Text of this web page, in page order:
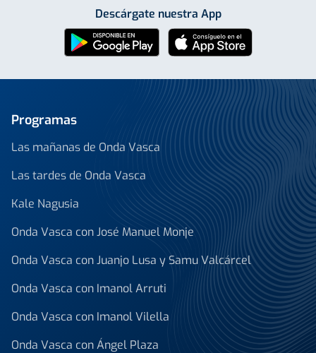
Descárgate nuestra App
Programas
Las mañanas de Onda Vasca
Las tardes de Onda Vasca
Kale Nagusia
Onda Vasca con José Manuel Monje
Onda Vasca con Juanjo Lusa y Samu Valcárcel
Onda Vasca con Imanol Arruti
Onda Vasca con Imanol Vilella
Onda Vasca con Ángel Plaza